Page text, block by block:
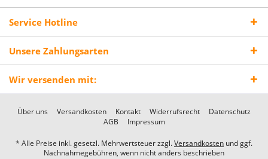
Service Hotline
Unsere Zahlungsarten
Wir versenden mit:
Über uns Versandkosten Kontakt Widerrufsrecht
Datenschutz
AGB
Impressum
* Alle Preise inkl. gesetzl. Mehrwertsteuer zzgl.Versandkosten und ggf.
Nachnahmegebühren, wenn nicht anders beschrieben